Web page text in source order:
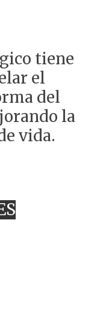
tiene
el
del
la
vida.